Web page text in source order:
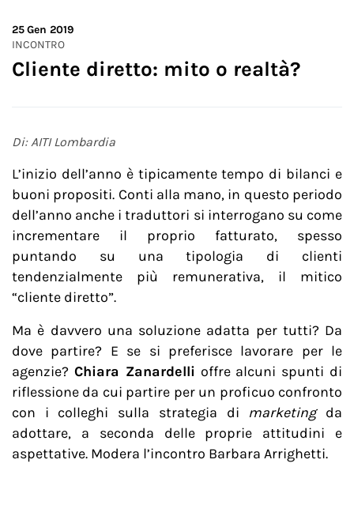
25Gen 2019
INCONTRO
Cliente diretto: mito o realtà?
Di: AITI Lombardia
L’inizio dell’anno è tipicamente tempo di bilanci e
buoni propositi. Conti alla mano, in questo periodo
dell’anno anche i traduttori si interrogano su come
incrementare il proprio fatturato, spesso
puntando su una tipologia di clienti
tendenzialmente più remunerativa, il mitico
“cliente diretto”.
Ma è davvero una soluzione adatta per tutti? Da
dove partire? E se si preferisce lavorare per le
agenzie? Chiara Zanardelli offre alcuni spunti di
riflessione da cui partire per un proficuo confronto
con i colleghi sulla strategia di marketingda
adottare, a seconda delle proprie attitudini e
aspettative. Modera l’incontro Barbara Arrighetti.